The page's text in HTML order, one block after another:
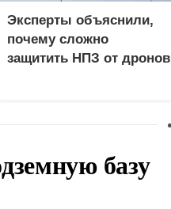
Эксперты объяснили,
почему сложно
защитить НПЗ от дронов
базу